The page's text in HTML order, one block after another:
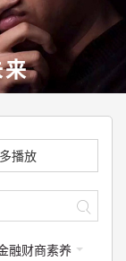
来
播放
融财商素养